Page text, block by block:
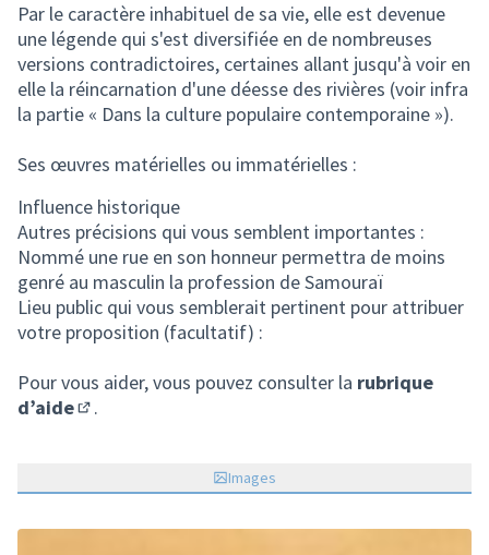
Par le caractère inhabituel de sa vie, elle est devenue
une légende qui s'est diversifiée en de nombreuses
versions contradictoires, certaines allant jusqu'à voir en
elle la réincarnation d'une déesse des rivières (voir infra
la partie « Dans la culture populaire contemporaine »).
Ses œuvres matérielles ou immatérielles :
Influence historique
Autres précisions qui vous semblent importantes :
Nommé une rue en son honneur permettra de moins
genré au masculin la profession de Samouraï
Lieu public qui vous semblerait pertinent pour attribuer
votre proposition (facultatif) :
Pour vous aider, vous pouvez consulter la rubrique
d’aide
.
Images